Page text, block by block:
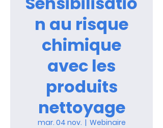
n au risque
chimique
avec les
produits
nettoyage
mar. 04 nov.
  |
Webinaire